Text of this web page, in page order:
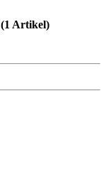
(1 Artikel)